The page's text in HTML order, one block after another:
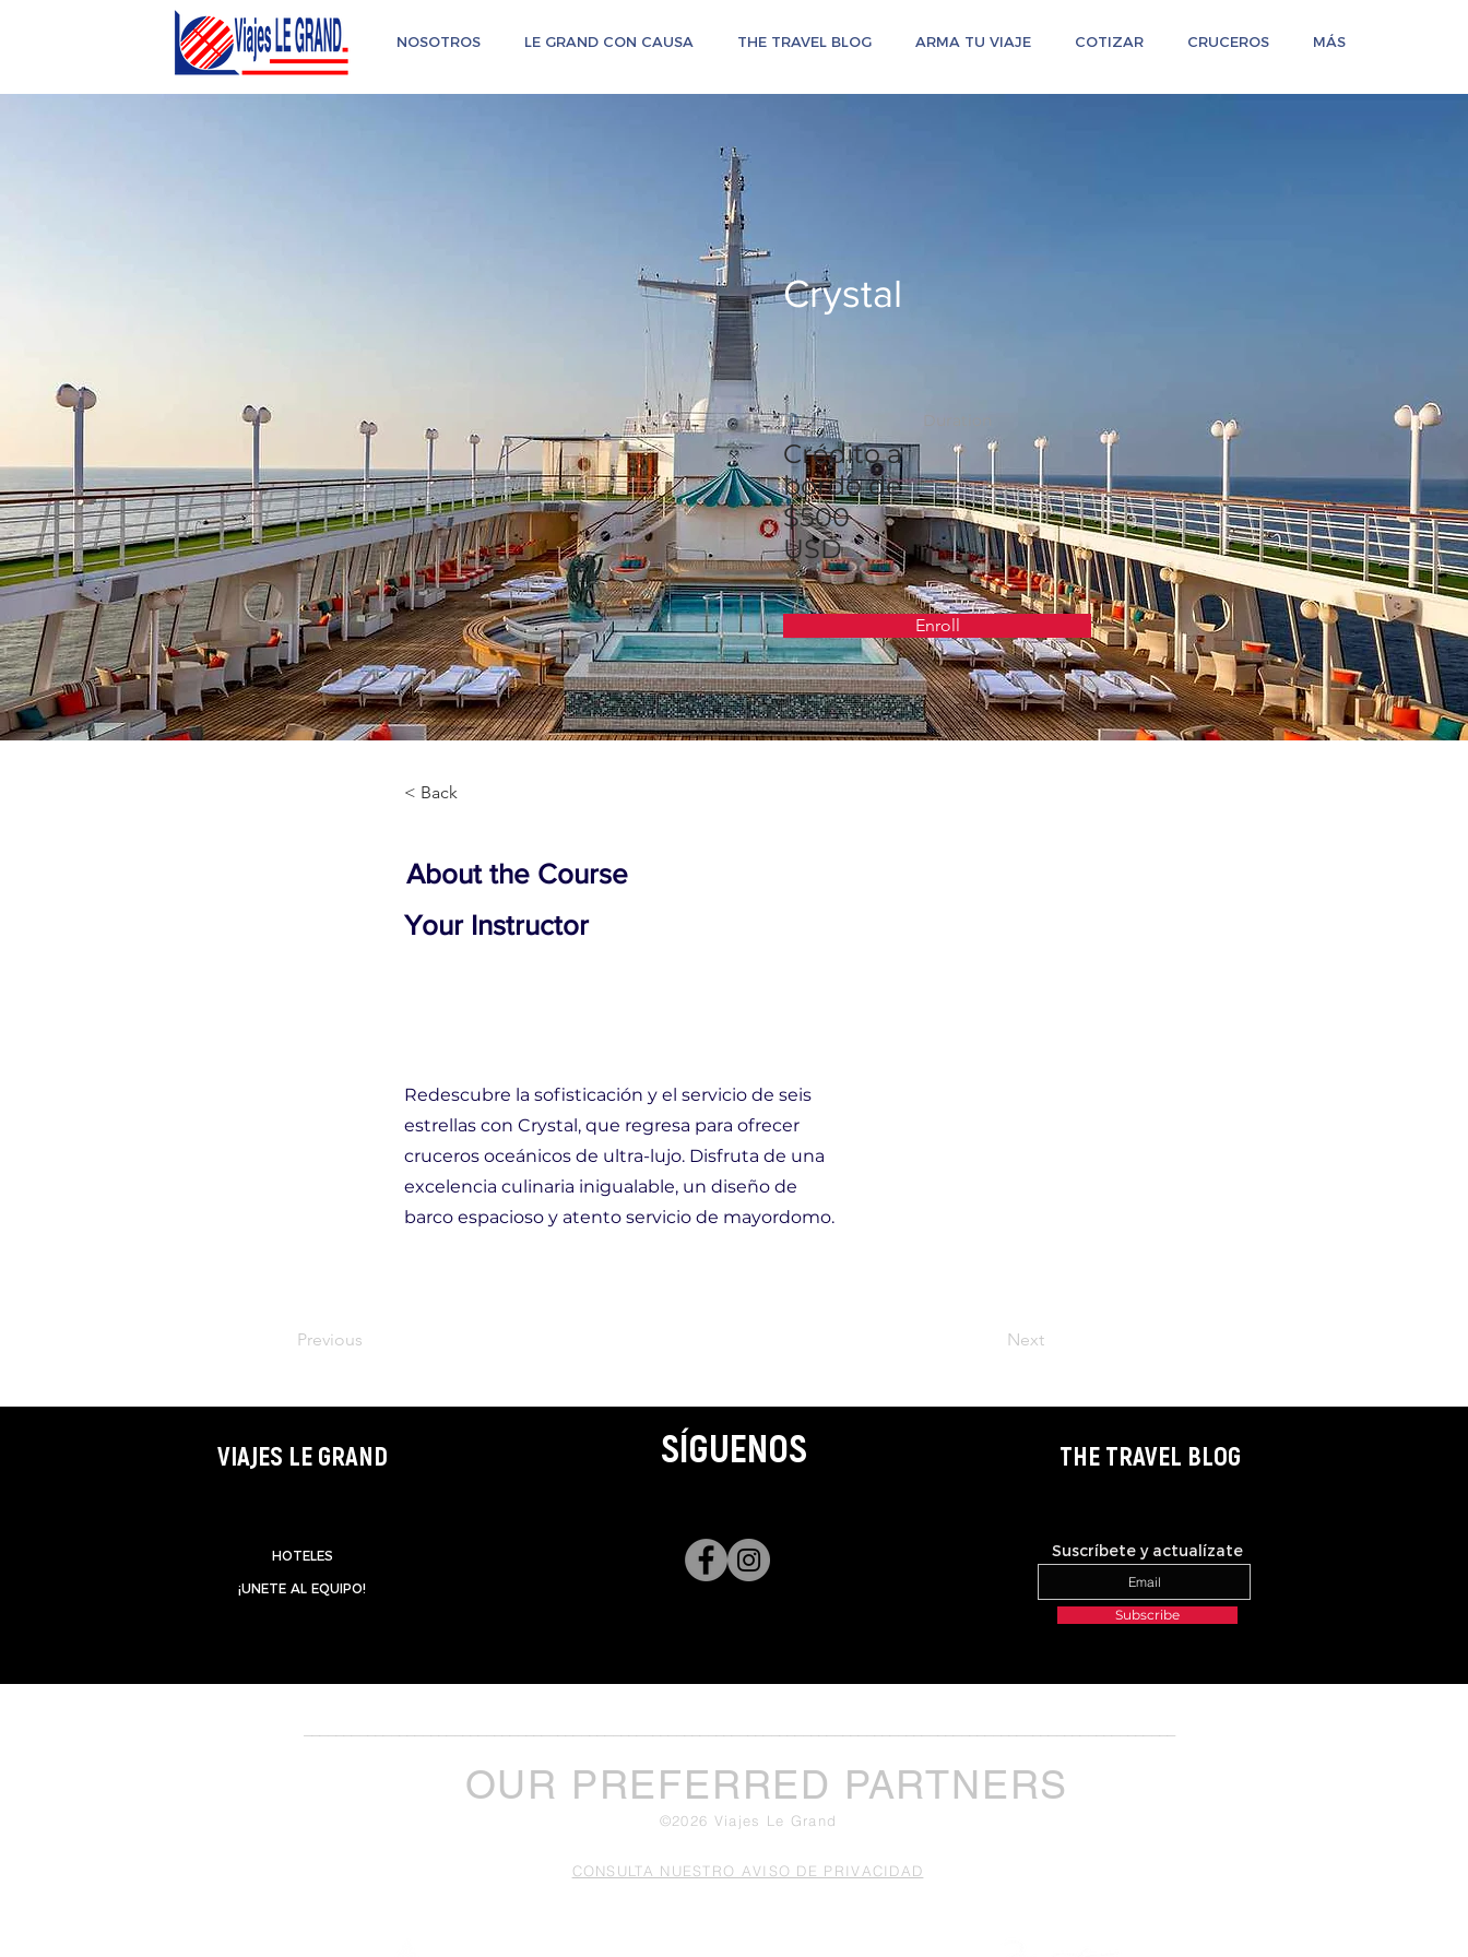
NOSOTROS LE GRAND CON CAUSA THE TRAVEL BLOG ARMA TU VIAJE COTIZAR CRUCEROS MÁS
Crystal
Price
Crédito a
bordo de
$500
USD
Duration
Enroll
< Back
About the Course
Your Instructor
Redescubre la sofisticación y el servicio de seis
estrellas con Crystal, que regresa para ofrecer
cruceros oceánicos de ultra-lujo. Disfruta de una
excelencia culinaria inigualable, un diseño de
barco espacioso y atento servicio de mayordomo.
Previous Next
VIAJES LE GRAND
HOTELES
¡UNETE AL EQUIPO!
SÍGUENOS THE TRAVEL BLOG
Suscríbete y actualízate
Subscribe
©2026 Viajes Le Grand
OUR PREFERRED PARTNERS
CONSULTA NUESTRO AVISO DE PRIVACIDAD